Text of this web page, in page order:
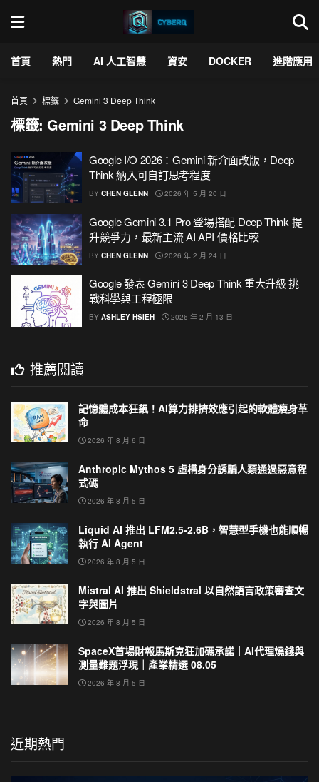
首頁 熱門 AI 人工智慧 資安 DOCKER 進階應用
首頁 標籤 Gemini 3 Deep Think
標籤:Gemini 3 Deep Think
Google I/O 2026：Gemini 新介面改版，Deep
Think 納入可自訂思考程度
BY CHEN GLENN 2026 年 5 月 20 日
Google Gemini 3.1 Pro 登場搭配 Deep Think 提
升競爭力，最新主流 AI API 價格比較
BY CHEN GLENN 2026 年 2 月 24 日
Google 發表 Gemini 3 Deep Think 重大升級 挑
戰科學與工程極限
BY ASHLEY HSIEH 2026 年 2 月 13 日
推薦閱讀
記憶體成本狂飆！AI算力排擠效應引起的軟體瘦身革
命
2026 年 8 月 6 日
Anthropic Mythos 5 虛構身分誘騙人類通過惡意程
式碼
2026 年 8 月 5 日
Liquid AI 推出 LFM2.5-2.6B，智慧型手機也能順暢
執行 AI Agent
2026 年 8 月 5 日
Mistral AI 推出 Shieldstral 以自然語言政策審查文
字與圖片
2026 年 8 月 5 日
SpaceX首場財報馬斯克狂加碼承諾｜AI代理燒錢與
測量難題浮現｜產業精選 08.05
2026 年 8 月 5 日
近期熱門